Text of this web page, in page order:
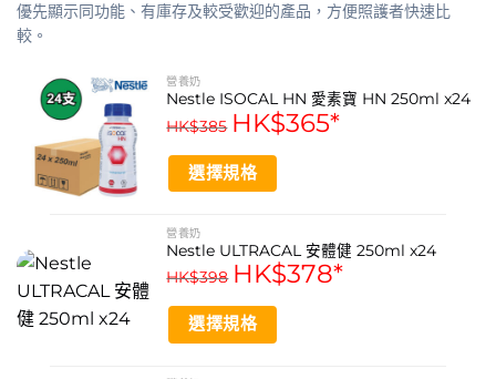
供均衡的1千卡/毫升能量，含有優質蛋白質、碳水化合物及
不耐受人士，且不含麩質、無添加味道，是管飼或口服營養
補充的可靠選擇，能有效協助滿足日常營養需求，支持身體
復原與健康維持。
產品功效
等滲透壓配方，易於吸收
適合乳糖不耐受人士
不含麩質
無添加味道，適用性廣
優先顯示同功能、有庫存及較受歡迎的產品，方便照護者快速比
較。
營養奶
Nestle ISOCAL HN 愛素寶 HN 250ml x24
HK$385 HK$365*
選擇規格
product
has
multiple
The
options
營養奶
Nestle ULTRACAL 安體健 250ml x24
HK$398 HK$378*
選擇規格